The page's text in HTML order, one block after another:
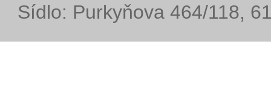
Sídlo: Purkyňova 464/118,